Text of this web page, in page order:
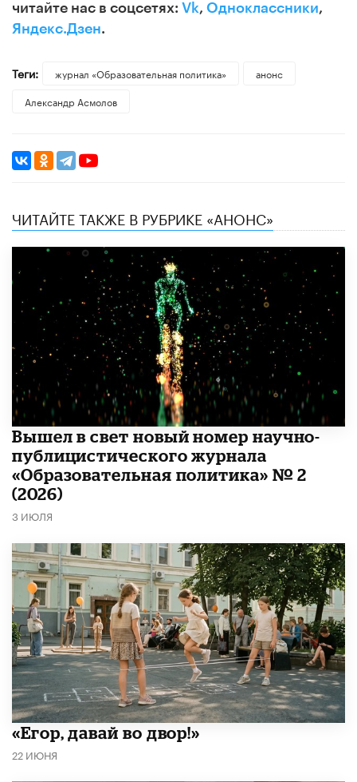
читайте нас в соцсетях: Vk, Одноклассники,
Яндекс.Дзен.
Теги: журнал «Образовательная политика»
анонс
Александр Асмолов
ЧИТАЙТЕ ТАКЖЕ В РУБРИКЕ «АНОНС»
Вышел в свет новый номер научно-
публицистического журнала
«Образовательная политика» № 2
(2026)
3 ИЮЛЯ
«Егор, давай во двор!»
22 ИЮНЯ